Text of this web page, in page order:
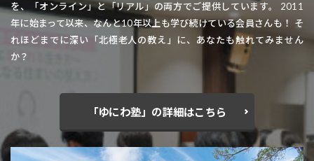
を、「オンライン」と「リアル」の両方でご提供しています。 2011
年に始まって以来、なんと10年以上も学び続けている会員さんも！ そ
れほどまでに深い「北極老人の教え」に、あなたも触れてみません
か？
「ゆにわ塾」の詳細はこちら